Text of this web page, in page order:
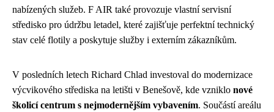
nabízených služeb. F AIR také provozuje vlastní servisní
středisko pro údržbu letadel, které zajišťuje perfektní technický
stav celé flotily a poskytuje služby i externím zákazníkům.
V posledních letech Richard Chlad investoval do modernizace
výcvikového střediska na letišti v Benešově, kde vzniklo nové
školicí centrum s nejmodernějším vybavením. Součástí areálu